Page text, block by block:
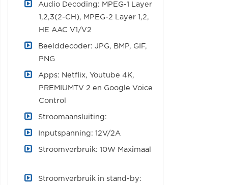
Audio Decoding: MPEG-1 Layer
1,2,3(2-CH), MPEG-2 Layer 1,2,
HE AAC V1/V2
Beelddecoder: JPG, BMP, GIF,
PNG
Apps: Netflix, Youtube 4K,
PREMIUMTV 2 en Google Voice
Control
Stroomaansluiting:
Inputspanning: 12V/2A
Stroomverbruik: 10W Maximaal
Stroomverbruik in stand-by: